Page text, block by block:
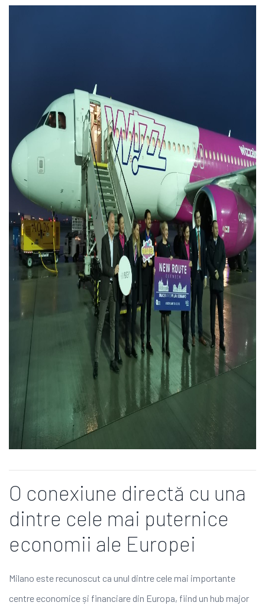
O conexiune directă cu una
dintre cele mai puternice
economii ale Europei
Milano este recunoscut ca unul dintre cele mai importante
centre economice și financiare din Europa, fiind un hub major